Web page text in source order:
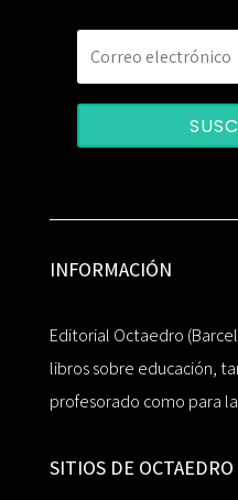
INFORMACIÓN
Editorial Octaedro
libros sobre educación,
profesorado como para
SITIOS DE OCTAEDRO